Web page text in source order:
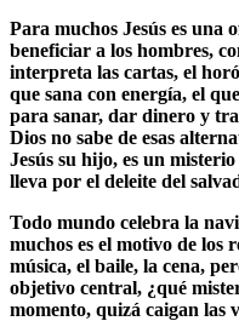
Para muchos Jesús es una
beneficiar a los hombres,
interpreta las cartas, el
que sana con energía, el
para sanar, dar dinero y
Dios no sabe de esas
Jesús su hijo, es un
lleva por el deleite del
Todo mundo celebra la
muchos es el motivo de los
música, el baile, la cena,
objetivo central, ¿qué
momento, quizá caigan las